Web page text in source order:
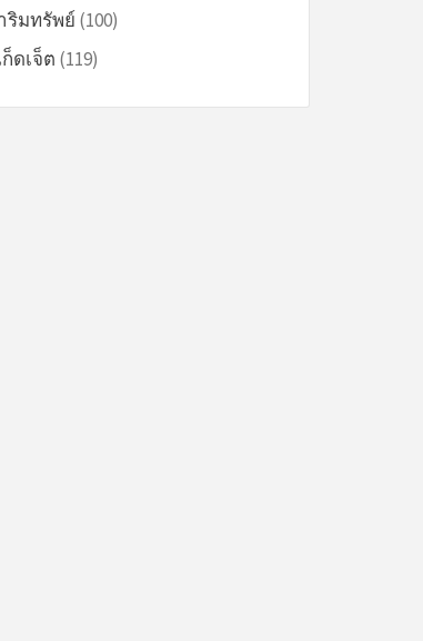
ริมทรัพย์ (100)
ดเจ็ต (119)